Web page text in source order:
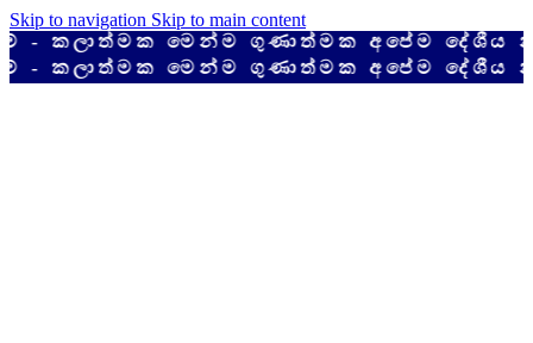
Skip to navigation Skip to main content
මෙන්ම ගුණාත්මක අපේම දේශීය
මෙන්ම ගුණාත්මක අපේම දේශීය